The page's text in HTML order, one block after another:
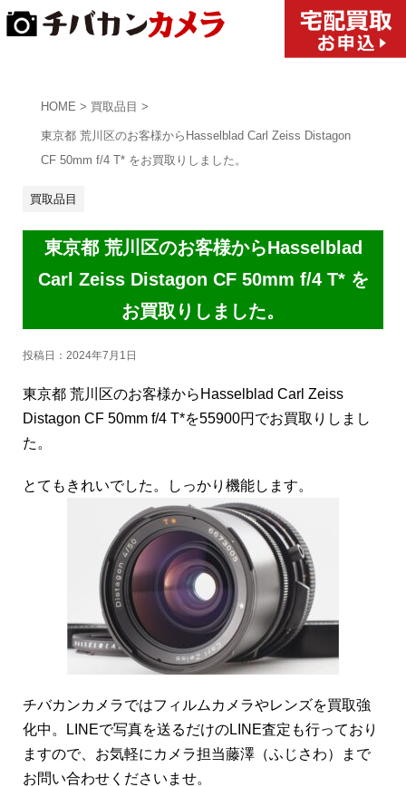
HOME > 買取品目 >
東京都 荒川区のお客様からHasselblad Carl Zeiss Distagon
CF 50mm f/4 T* をお買取りしました。
買取品目
東京都 荒川区のお客様からHasselblad
Carl Zeiss Distagon CF 50mm f/4 T* を
お買取りしました。
投稿日： 2024年7月1日
東京都 荒川区のお客様からHasselblad Carl Zeiss
Distagon CF 50mm f/4 T*を55900円でお買取りしまし
た。
とてもきれいでした。しっかり機能します。
チバカンカメラではフィルムカメラやレンズを買取強
化中。LINEで写真を送るだけのLINE査定も行っており
ますので、お気軽にカメラ担当藤澤（ふじさわ）まで
お問い合わせくださいませ。